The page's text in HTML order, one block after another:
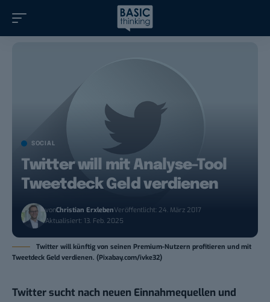
SOCIAL
Twitter will mit Analyse-Tool
Tweetdeck Geld verdienen
vonChristian ErxlebenVeröffentlicht: 24. März 2017
Aktualisiert: 13. Feb. 2025
Twitter will künftig von seinen Premium-Nutzern profitieren und mit
Tweetdeck Geld verdienen. (Pixabay.com/ivke32)
Twitter sucht nach neuen Einnahmequellen und